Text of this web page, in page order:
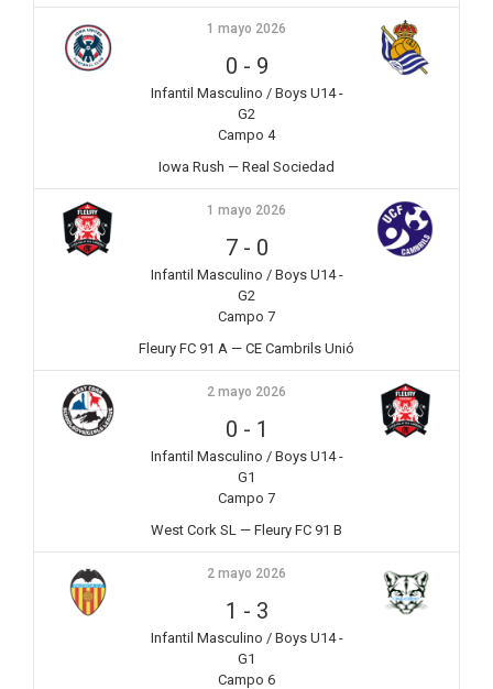
1 mayo 2026
0 - 9
Infantil Masculino / Boys U14 -
G2
Campo 4
Iowa Rush — Real Sociedad
1 mayo 2026
7- 0
Infantil Masculino / Boys U14 -
G2
Campo 7
Fleury FC 91 A — CE Cambrils Unió
2 mayo 2026
0 - 1
Infantil Masculino / Boys U14 -
G1
Campo 7
West Cork SL — Fleury FC 91 B
2 mayo 2026
1 - 3
Infantil Masculino / Boys U14 -
G1
Campo 6